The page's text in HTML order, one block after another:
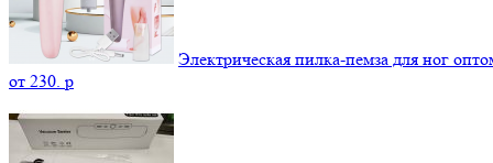
Электрическая пилка-пемза для ног
от 230. p